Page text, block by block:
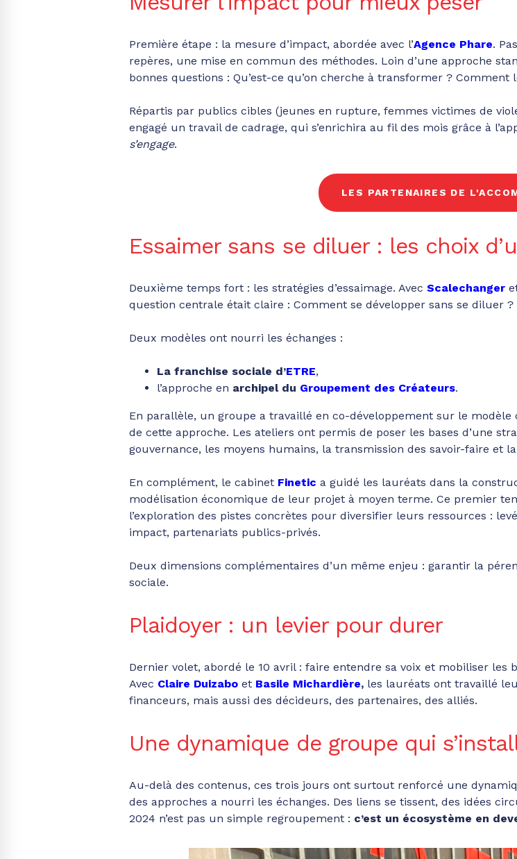
Première étape : la mesure d’impact, abordée avec l’Agence Phare.
repères, une mise en commun des méthodes. Loin d’une approche
bonnes questions : Qu’est-ce qu’on cherche à transformer ?
Répartis par publics cibles (jeunes en rupture, femmes victimes de
engagé un travail de cadrage, qui s’enrichira au fil des mois grâce à
s’engage.
LES PARTENAIRES DE
Essaimer sans se diluer : les choix
Deuxième temps fort : les stratégies d’essaimage. Avec Scalechanger
question centrale était claire : Comment se développer sans se diluer ?
Deux modèles ont nourri les échanges :
La franchise sociale d’ETRE,
l’approche en archipel du Groupement des Créateurs.
En parallèle, un groupe a travaillé en co-développement sur le
de cette approche. Les ateliers ont permis de poser les bases d’une
gouvernance, les moyens humains, la transmission des savoir-faire et
En complément, le cabinet Finetic a guidé les lauréats dans la
modélisation économique de leur projet à moyen terme. Ce premier
l’exploration des pistes concrètes pour diversifier leurs ressources :
impact, partenariats publics-privés.
Deux dimensions complémentaires d’un même enjeu : garantir la
sociale.
Plaidoyer : un levier pour durer
Dernier volet, abordé le 10 avril : faire entendre sa voix et mobiliser les
Avec Claire Duizabo et Basile Michardière, les lauréats ont travaillé
financeurs, mais aussi des décideurs, des partenaires, des alliés.
Une dynamique de groupe qui
Au-delà des contenus, ces trois jours ont surtout renforcé une
des approches a nourri les échanges. Des liens se tissent, des idées
2024 n’est pas un simple regroupement : c’est un écosystème en